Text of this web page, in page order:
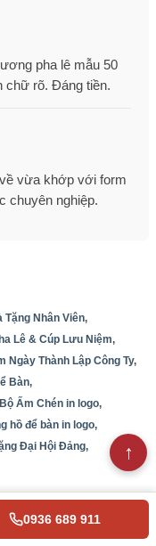
pha lê mẫu 50
chữ rõ. Đáng tiền.
vừa khớp với form
chuyên nghiệp.
Tặng Nhân Viên,
Lê & Cúp Lưu Niệm,
Ngày Thành Lập Công Ty,
Bàn,
Bộ Ấm Chén in logo,
hồ để bàn in logo,
Đại Hội Đảng,
0936 689 911